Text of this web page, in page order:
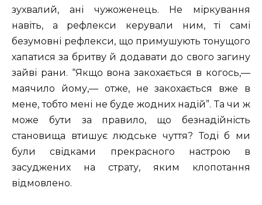
зухвалий, ані чужоженець. Не міркування
навіть, а рефлекси керували ним, ті самі
безумовні рефлекси, що примушують тонущого
хапатися за бритву й додавати до свого загину
зайві рани. “Якщо вона закохається в когось,—
маячило йому,— отже, не закохається вже в
мене, тобто мені не буде жодних надій”. Та чи ж
може бути за правило, що безнадійність
становища втишує людське чуття? Тоді б ми
були свідками прекрасного настрою в
засуджених на страту, яким клопотання
відмовлено.